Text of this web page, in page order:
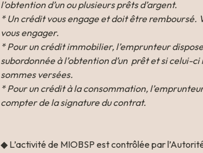
l’obtention d’un ou plusieurs prêts d’argent.
* Un crédit vous engage et doit être
vous engager.
* Pour un crédit immobilier, l’emprunteur
subordonnée à l’obtention d’un  prêt et si celui-
sommes versées.
* Pour un crédit à la consommation,
compter de la signature du contrat.
◆ L’activité de MIOBSP est contrôlée par